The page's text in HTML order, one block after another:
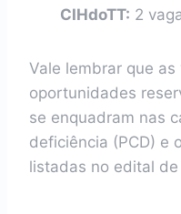
CIHdoTT: 2
Vale lembrar que
oportunidades
se enquadram nas
deficiência (PCD) e
listadas no edital